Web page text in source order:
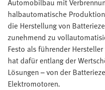
Automobilbau mit
halbautomatische
die Herstellung von
zunehmend zu
Festo als führender
hat dafür entlang der
Lösungen – von der
Elektromotoren.